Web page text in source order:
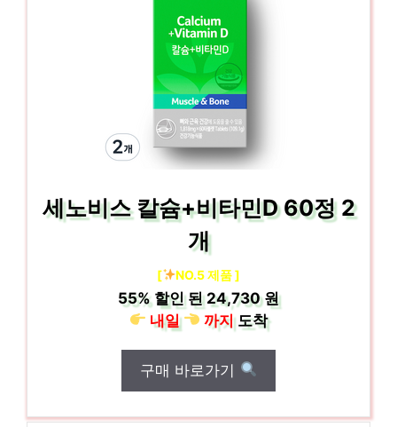
세노비스 칼슘+비타민D 60정 2
개
[ NO.5 제품 ]
55% 할인 된24,730 원
내일
까지도착
구매 바로가기